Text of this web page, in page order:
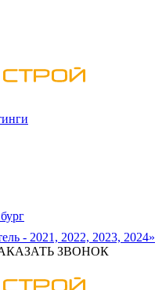
- 2021, 2022, 2023, 2024»
ЗВОНОК